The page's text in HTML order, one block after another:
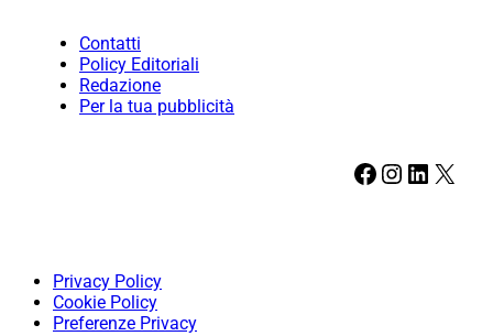
Contatti
Policy Editoriali
Redazione
Per la tua pubblicità
Facebook Instagram LinkedIn X
Privacy Policy
Cookie Policy
Preferenze Privacy